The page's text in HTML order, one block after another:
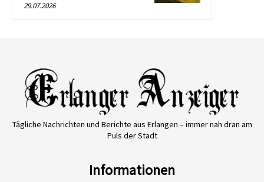
29.07.2026
Tägliche Nachrichten und Berichte aus Erlangen – immer nah dran am
Puls der Stadt
Informationen